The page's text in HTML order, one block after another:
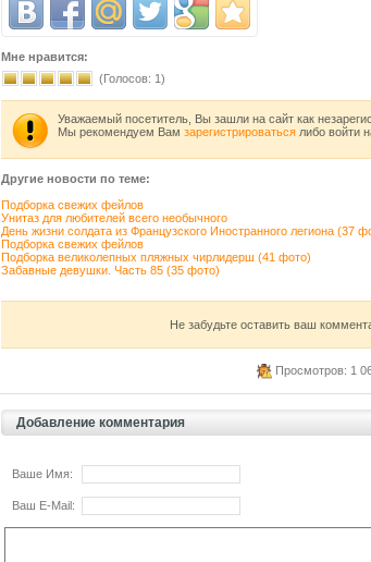
Мне нравится:
(Голосов: 1)
Уважаемый посетитель, Вы зашли на сайт как
Мы рекомендуем Вам зарегистрироваться либо войти
Другие новости по теме:
Подборка свежих фейлов
Унитаз для любителей всего необычного
День жизни солдата из Французского Иностранного легиона (37
Подборка свежих фейлов
Подборка великолепных пляжных чирлидерш (41 фото)
Забавные девушки. Часть 85 (35 фото)
Не забудьте оставить ваш
Просмотров: 1
Добавление комментария
Ваше Имя:
Ваш E-Mail: